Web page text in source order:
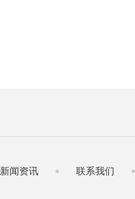
新闻资讯 联系我们